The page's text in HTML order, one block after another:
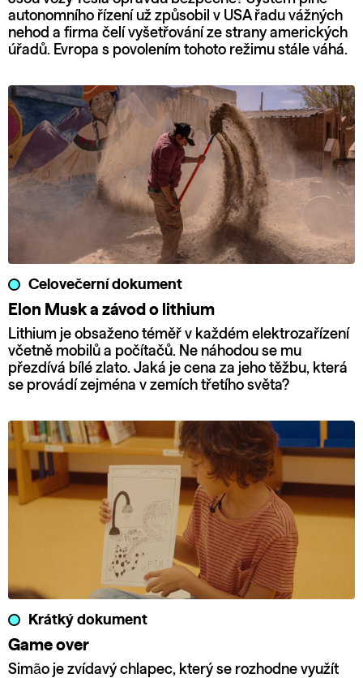
autonomního řízení už způsobil v USA řadu vážných
nehod a firma čelí vyšetřování ze strany amerických
úřadů. Evropa s povolením tohoto režimu stále váhá.
Celovečerní dokument
Elon Musk a závod o lithium
Lithium je obsaženo téměř v každém elektrozařízení
včetně mobilů a počítačů. Ne náhodou se mu
přezdívá bílé zlato. Jaká je cena za jeho těžbu, která
se provádí zejména v zemích třetího světa?
Krátký dokument
Game over
Simão je zvídavý chlapec, který se rozhodne využít